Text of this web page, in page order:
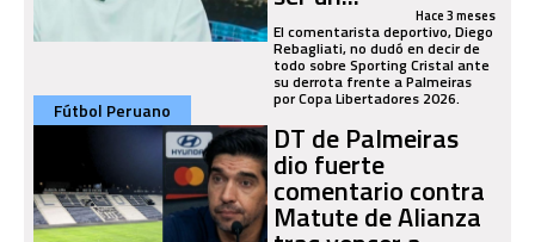
Hace 3 meses
El comentarista deportivo, Diego
Rebagliati, no dudó en decir de
todo sobre Sporting Cristal ante
su derrota frente a Palmeiras
por Copa Libertadores 2026.
Fútbol Peruano
DT de Palmeiras
dio fuerte
comentario contra
Matute de Alianza